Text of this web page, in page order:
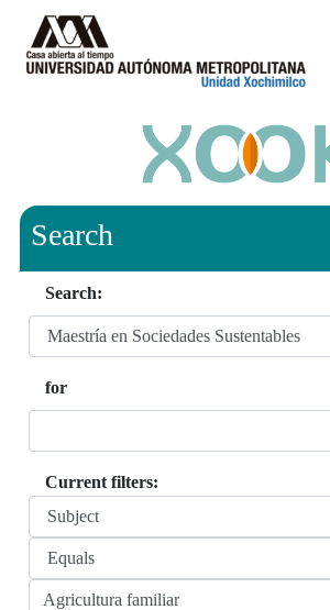
Search
Search:
for
Current filters: